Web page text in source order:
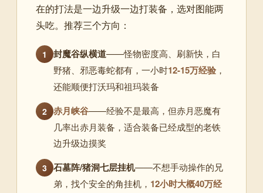
在的打法是一边升级一边打装备，选对图能两
头吃。推荐三个方向：
1 封魔谷纵横道——怪物密度高、刷新快，白
野猪、邪恶毒蛇都有，一小时12-15万经验，
还能顺便打沃玛和祖玛装备
2 赤月峡谷——经验不是最高，但赤月恶魔有
几率出赤月装备，适合装备已经成型的老铁
边升级边摸奖
3 石墓阵/猪洞七层挂机——不想手动操作的兄
弟，找个安全的角挂机， 12小时大概40万经